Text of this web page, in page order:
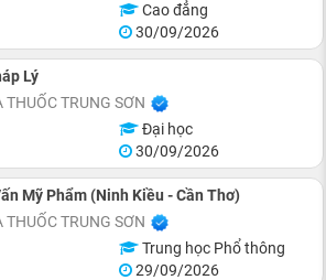
Cao đẳng
30/09/2026
Lý
THUỐC TRUNG SƠN
Đại học
30/09/2026
Mỹ Phẩm (Ninh Kiều - Cần Thơ)
THUỐC TRUNG SƠN
Trung học Phổ thông
29/09/2026